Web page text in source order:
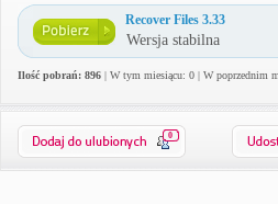
Recover Files 3.33
Wersja stabilna
Ilość pobrań: 896 | W tym miesiącu: 0 | W poprzednim
0